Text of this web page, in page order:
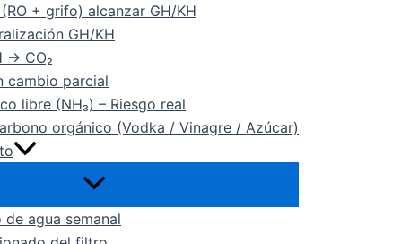
+ grifo) alcanzar GH/KH
GH/KH
→ CO₂
cambio parcial
libre (NH₃) – Riesgo real
orgánico (Vodka / Vinagre / Azúcar)
de agua semanal